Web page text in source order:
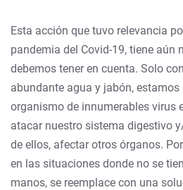
Esta acción que tuvo relevancia
pandemia del Covid-19, tiene aún
debemos tener en cuenta. Solo
abundante agua y jabón,
organismo de innumerables virus
atacar nuestro sistema digestivo
de ellos, afectar otros órganos.
en las situaciones donde no se
manos, se reemplace con una